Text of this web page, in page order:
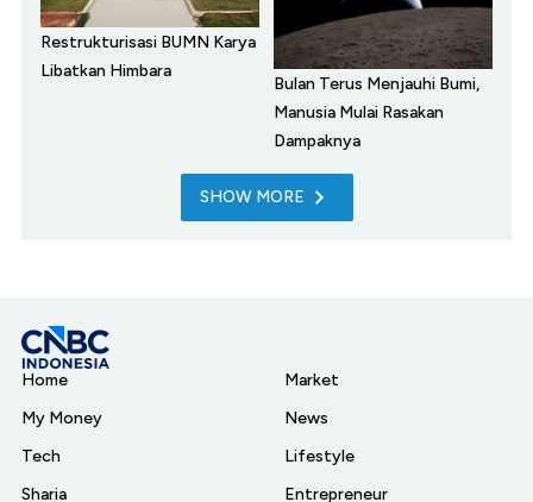
Restrukturisasi BUMN Karya
Libatkan Himbara
Bulan Terus Menjauhi Bumi,
Manusia Mulai Rasakan
Dampaknya
SHOW MORE
Home
My Money
Tech
Sharia
Market
News
Lifestyle
Entrepreneur